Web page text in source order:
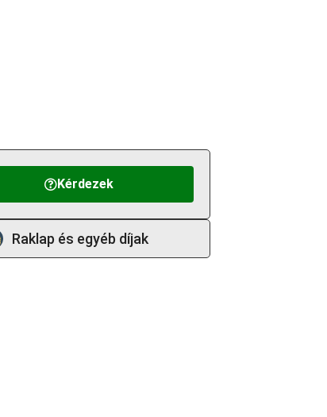
Kérdezek
Raklap és egyéb díjak